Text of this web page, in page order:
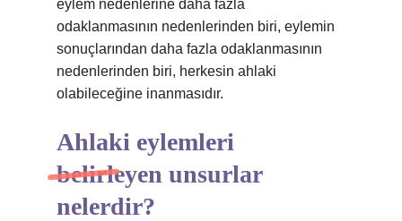
eylem nedenlerine daha fazla
odaklanmasının nedenlerinden biri, eylemin
sonuçlarından daha fazla odaklanmasının
nedenlerinden biri, herkesin ahlaki
olabileceğine inanmasıdır.
Ahlaki eylemleri
belirleyen unsurlar
nelerdir?